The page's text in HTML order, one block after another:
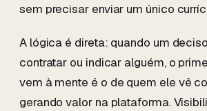
sem precisar enviar um único
A lógica é direta: quando um
contratar ou indicar alguém, o
vem à mente é o de quem ele vê
gerando valor na plataforma.